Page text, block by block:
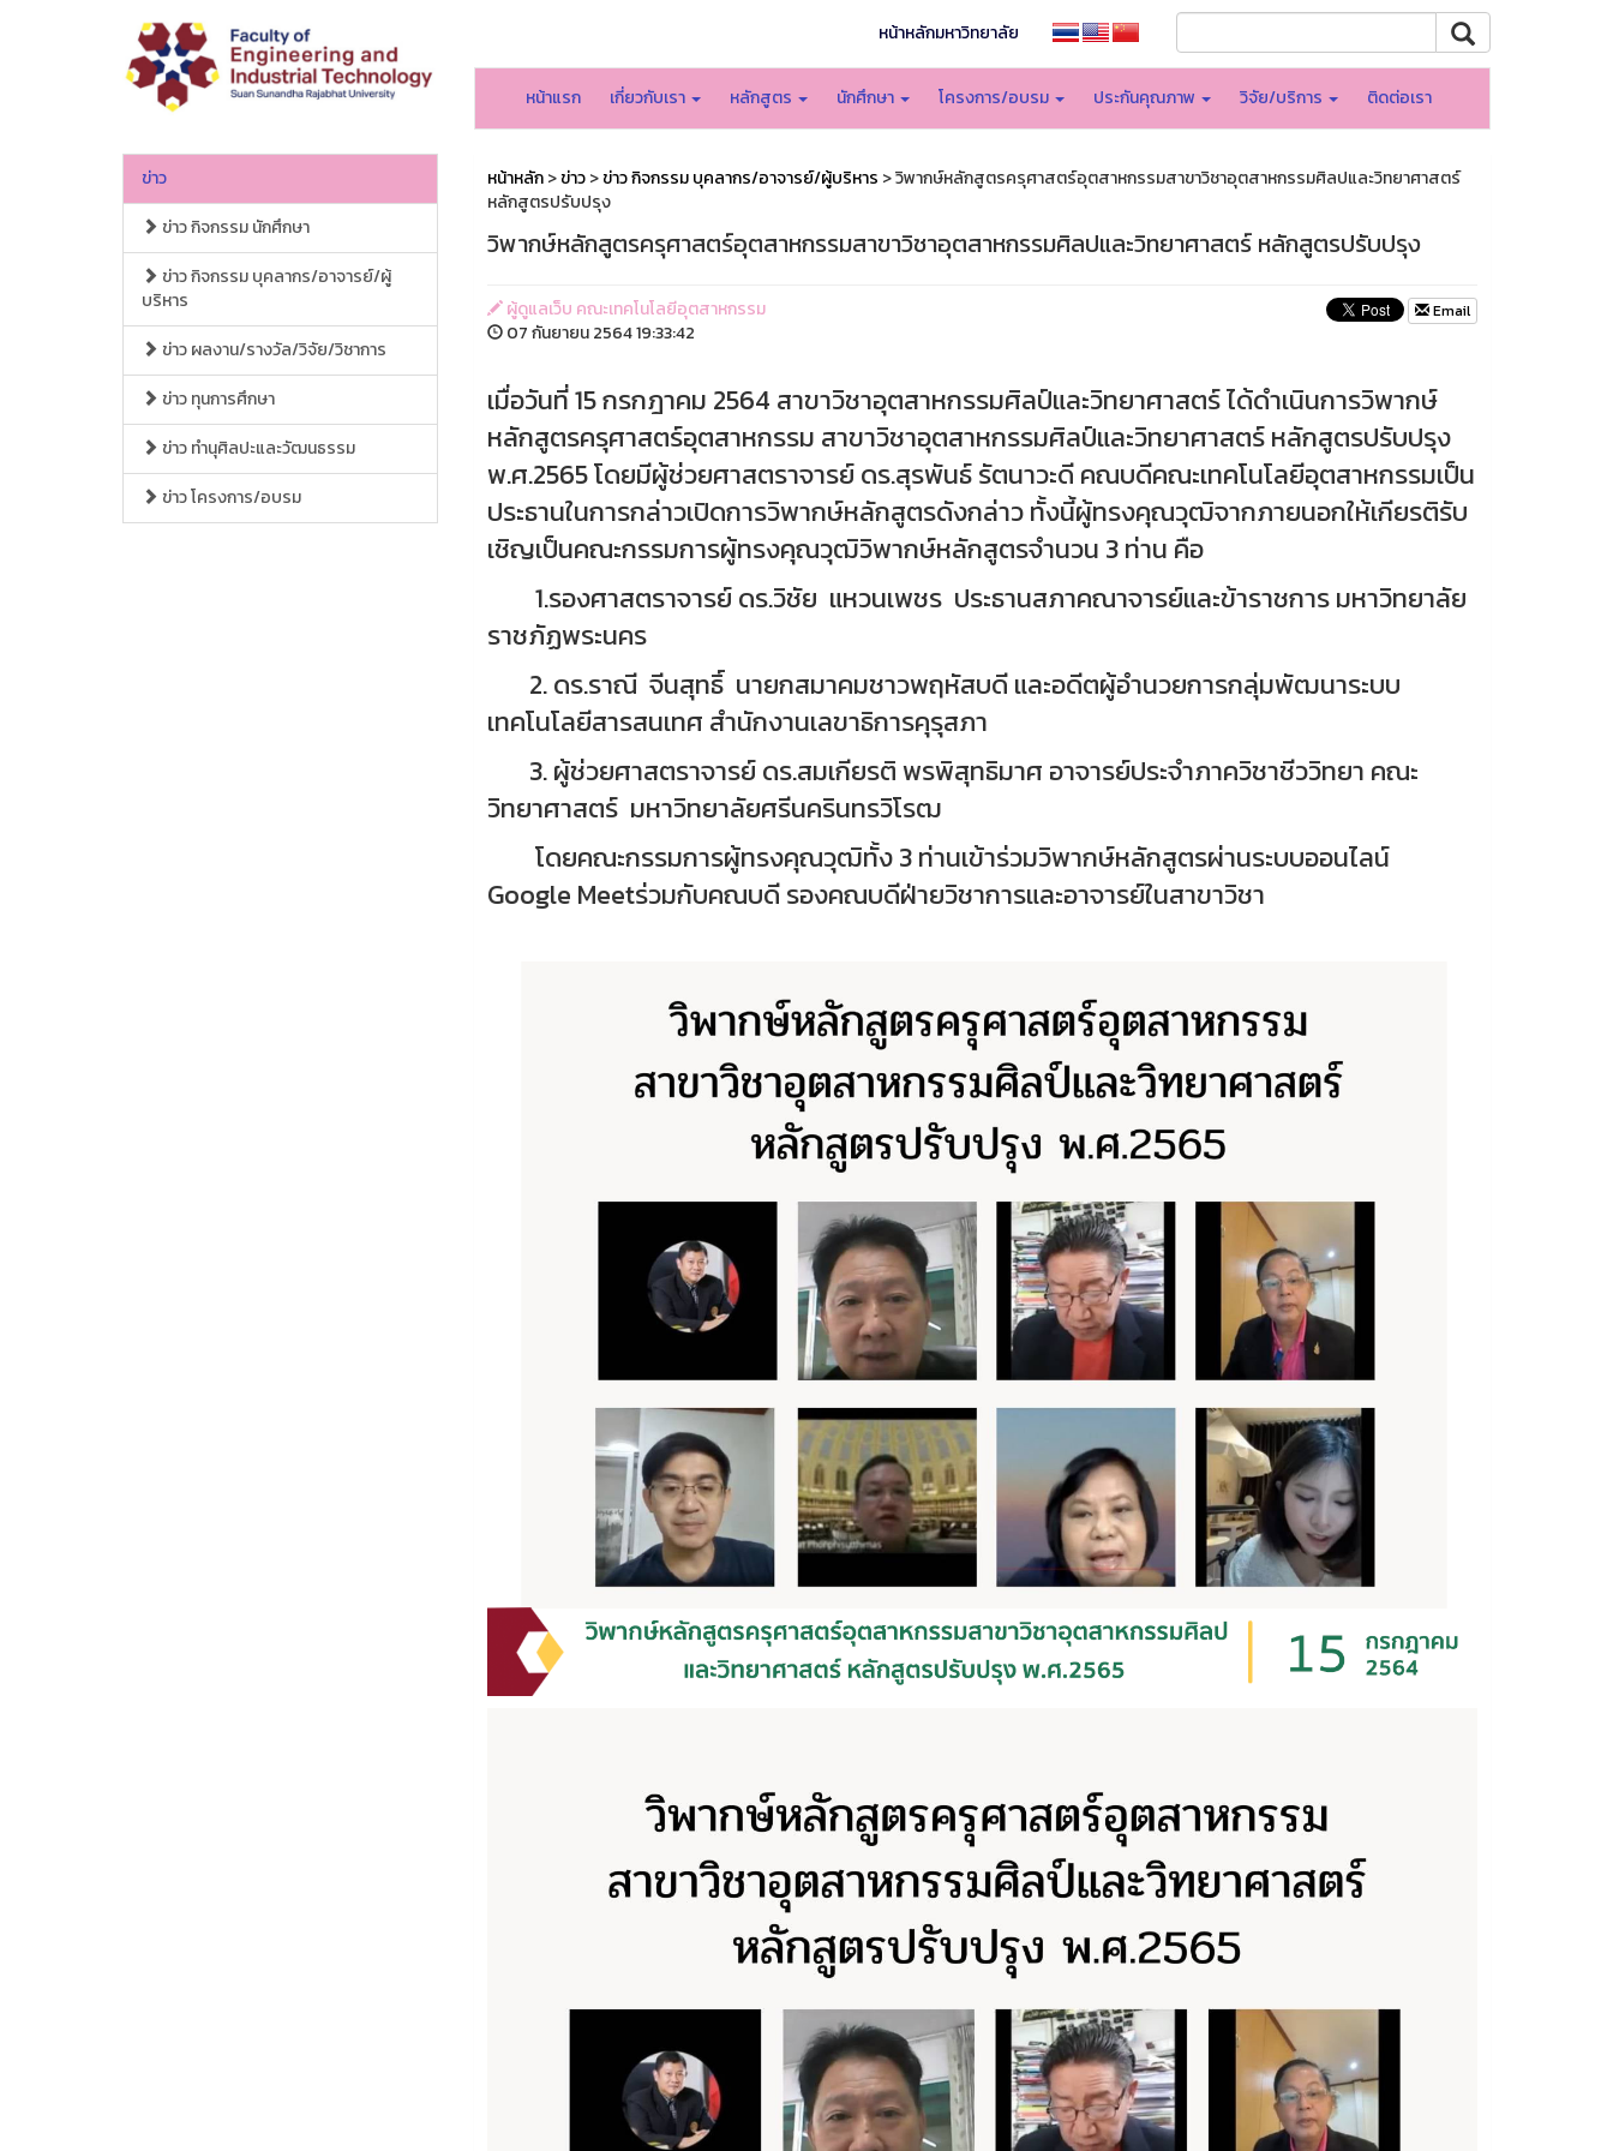
หน้าหลักมหาวิทยาลัย
หน้าแรก เกี่ยวกับเรา หลักสูตร นักศึกษา โครงการ/อบรม ประกันคุณภาพ วิจัย/บริการ ติดต่อเรา
ข่าว
ข่าว กิจกรรม นักศึกษา
ข่าว กิจกรรม บุคลากร/อาจารย์/ผู้
บริหาร
ข่าว ผลงาน/รางวัล/วิจัย/วิชาการ
ข่าว ทุนการศึกษา
ข่าว ทำนุศิลปะและวัฒนธรรม
ข่าว โครงการ/อบรม
หน้าหลัก>ข่าว>ข่าว กิจกรรม บุคลากร/อาจารย์/ผู้บริหาร > วิพากษ์หลักสูตรครุศาสตร์อุตสาหกรรมสาขาวิชาอุตสาหกรรมศิลปและวิทยาศาสตร์
หลักสูตรปรับปรุง
วิพากษ์หลักสูตรครุศาสตร์อุตสาหกรรมสาขาวิชาอุตสาหกรรมศิลปและวิทยาศาสตร์ หลักสูตรปรับปรุง
ผู้ดูแลเว็บ คณะเทคโนโลยีอุตสาหกรรม
07 กันยายน 2564 19:33:42
Email
เมื่อวันที่ 15 กรกฎาคม 2564 สาขาวิชาอุตสาหกรรมศิลป์และวิทยาศาสตร์ ได้ดำเนินการวิพากษ์
หลักสูตรครุศาสตร์อุตสาหกรรม สาขาวิชาอุตสาหกรรมศิลป์และวิทยาศาสตร์ หลักสูตรปรับปรุง
พ.ศ.2565 โดยมีผู้ช่วยศาสตราจารย์ ดร.สุรพันธ์ รัตนาวะดี คณบดีคณะเทคโนโลยีอุตสาหกรรมเป็น
ประธานในการกล่าวเปิดการวิพากษ์หลักสูตรดังกล่าว ทั้งนี้ผู้ทรงคุณวุฒิจากภายนอกให้เกียรติรับ
เชิญเป็นคณะกรรมการผู้ทรงคุณวุฒิวิพากษ์หลักสูตรจำนวน 3 ท่าน คือ
1.รองศาสตราจารย์ ดร.วิชัย แหวนเพชร ประธานสภาคณาจารย์และข้าราชการ มหาวิทยาลัย
ราชภัฏพระนคร
2. ดร.ราณี จีนสุทธิ์ นายกสมาคมชาวพฤหัสบดี และอดีตผู้อำนวยการกลุ่มพัฒนาระบบ
เทคโนโลยีสารสนเทศ สำนักงานเลขาธิการคุรุสภา
3. ผู้ช่วยศาสตราจารย์ ดร.สมเกียรติ พรพิสุทธิมาศ อาจารย์ประจำภาควิชาชีววิทยา คณะ
วิทยาศาสตร์ มหาวิทยาลัยศรีนครินทรวิโรฒ
โดยคณะกรรมการผู้ทรงคุณวุฒิทั้ง 3 ท่านเข้าร่วมวิพากษ์หลักสูตรผ่านระบบออนไลน์
Google Meetร่วมกับคณบดี รองคณบดีฝ่ายวิชาการและอาจารย์ในสาขาวิชา